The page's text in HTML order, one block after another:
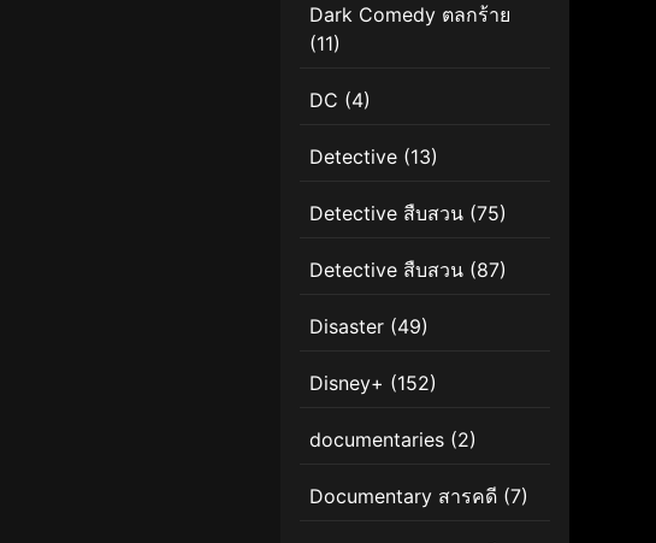
Dark Comedy ตลกร้าย
(11)
DC (4)
Detective (13)
Detective สืบสวน (75)
Detective สืบสวน (87)
Disaster (49)
Disney+ (152)
documentaries (2)
Documentary สารคดี (7)